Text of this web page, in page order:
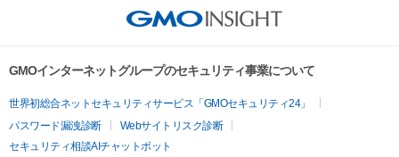
GMOインターネットグループのセキュリティ事業について
世界初総合ネットセキュリティサービス「GMOセキュリティ24」
パスワード漏洩診断
Webサイトリスク診断
セキュリティ相談AIチャットボット